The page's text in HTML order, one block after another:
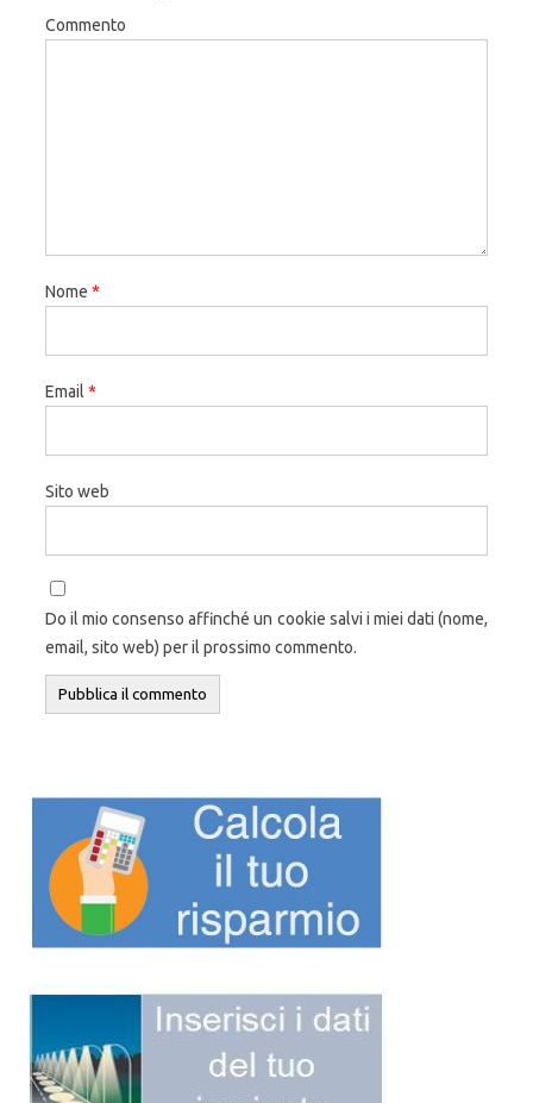
Commento
Nome *
Email *
Sito web
Do il mio consenso affinché un cookie salvi i miei dati (nome,
email, sito web) per il prossimo commento.